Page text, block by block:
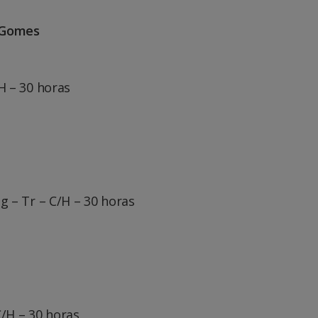
– 30 horas
– Tr – C/H – 30 horas
H – 30 horas